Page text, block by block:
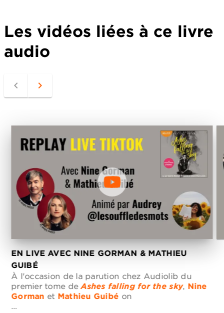
Les vidéos liées à ce livre
audio
navigate_before navigate_next
EN LIVE AVEC NINE GORMAN & MATHIEU
GUIBÉ
À l'occasion de la parution chez Audiolib du
premier tome deAshes falling for the sky, Nine
Gorman et Mathieu Guibé on
…